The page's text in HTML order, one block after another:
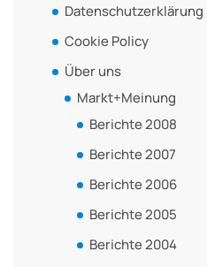
Datenschutzerklärung
Cookie Policy
Über uns
Markt+Meinung
Berichte 2008
Berichte 2007
Berichte 2006
Berichte 2005
Berichte 2004